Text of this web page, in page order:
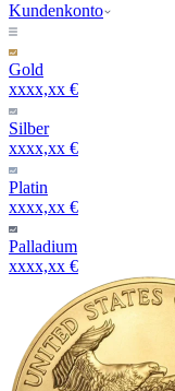
Kundenkonto
Gold
xxxx,xx €
Silber
xxxx,xx €
Platin
xxxx,xx €
Palladium
xxxx,xx €